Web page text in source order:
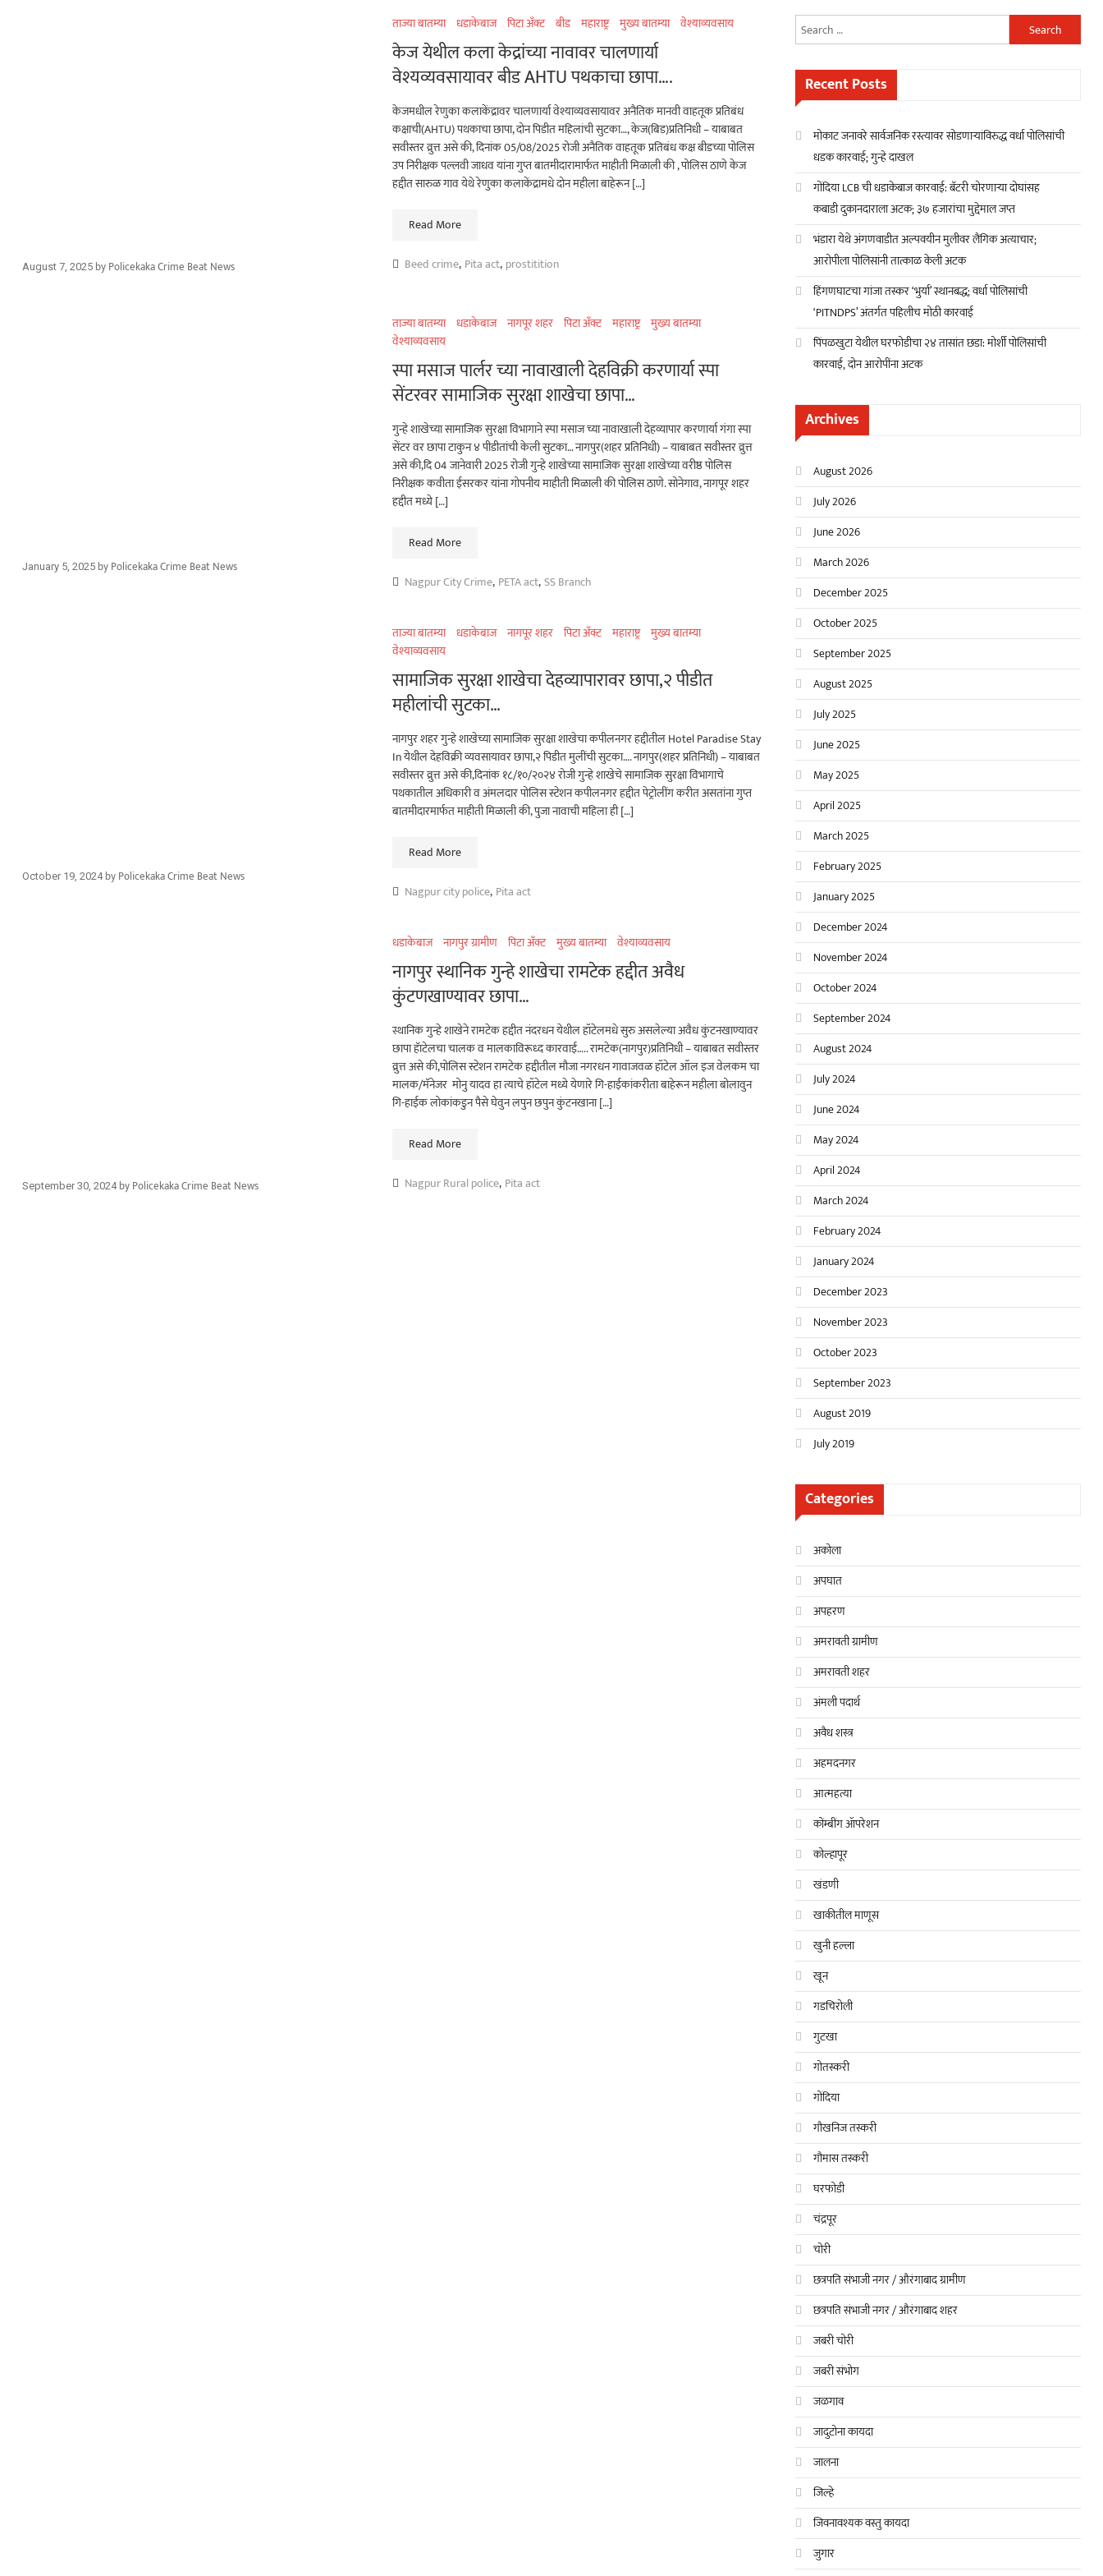
ताज्या बातम्या धडाकेबाज पिटा अँक्ट बीड महाराष्ट्र मुख्य बातम्या वेश्याव्यवसाय
केज येथील कला केद्रांच्या नावावर चालणार्या
वेश्यव्यवसायावर बीड AHTU पथकाचा छापा….
केजमधील रेणुका कलाकेंद्रावर चालणार्या वेश्याव्यवसायावर अनैतिक मानवी वाहतूक प्रतिबंध
कक्षाची(AHTU) पथकाचा छापा, दोन पिडीत महिलांची सुटका…, केज(बिड)प्रतिनिधी – याबाबत
सवीस्तर व्रुत्त असे की, दिनांक 05/08/2025 रोजी अनैतिक वाहतूक प्रतिबंध कक्ष बीडच्या पोलिस
उप निरीक्षक पल्लवी जाधव यांना गुप्त बातमीदारामार्फत माहीती मिळाली की , पोलिस ठाणे केज
हद्दीत सारुळ गाव येथे रेणुका कलाकेंद्रामधे दोन महीला बाहेरून […]
Read More
Beed crime, Pita act, prostitition
August 7, 2025byPolicekaka Crime Beat News
ताज्या बातम्या धडाकेबाज नागपूर शहर पिटा अँक्ट महाराष्ट्र मुख्य बातम्या
वेश्याव्यवसाय
स्पा मसाज पार्लर च्या नावाखाली देहविक्री करणार्या स्पा
सेंटरवर सामाजिक सुरक्षा शाखेचा छापा…
गुन्हे शाखेच्या सामाजिक सुरक्षा विभागाने स्पा मसाज च्या नावाखाली देहव्यापार करणार्या गंगा स्पा
सेंटर वर छापा टाकुन ४ पीडीतांची केली सुटका… नागपुर(शहर प्रतिनिधी) – याबाबत सवीस्तर व्रुत्त
असे की,दि 04 जानेवारी 2025 रोजी गुन्हे शाखेच्या सामाजिक सुरक्षा शाखेच्या वरीष्ठ पोलिस
निरीक्षक कवीता ईसरकर यांना गोपनीय माहीती मिळाली की पोलिस ठाणे. सोनेगाव, नागपूर शहर
हद्दीत मध्ये […]
Read More
Nagpur City Crime, PETA act,SS Branch
January 5, 2025byPolicekaka Crime Beat News
ताज्या बातम्या धडाकेबाज नागपूर शहर पिटा अँक्ट महाराष्ट्र मुख्य बातम्या
वेश्याव्यवसाय
सामाजिक सुरक्षा शाखेचा देहव्यापारावर छापा,२ पीडीत
महीलांची सुटका…
नागपुर शहर गुन्हे शाखेच्या सामाजिक सुरक्षा शाखेचा कपीलनगर हद्दीतील Hotel Paradise Stay
In येथील देहविक्री व्यवसायावर छापा,२ पिडीत मुलींची सुटका…. नागपुर(शहर प्रतिनिधी) – याबाबत
सवीस्तर व्रुत्त असे की,दिनांक १८/१०/२०२४ रोजी गुन्हे शाखेचे सामाजिक सुरक्षा विभागाचे
पथकातील अधिकारी व अंमलदार पोलिस स्टेशन कपीलनगर हद्दीत पेट्रोलींग करीत असतांना गुप्त
बातमीदारमार्फत माहीती मिळाली की, पुजा नावाची महिला ही […]
Read More
Nagpur city police, Pita act
October 19, 2024byPolicekaka Crime Beat News
धडाकेबाज नागपुर ग्रामीण पिटा अँक्ट मुख्य बातम्या वेश्याव्यवसाय
नागपुर स्थानिक गुन्हे शाखेचा रामटेक हद्दीत अवैध
कुंटणखाण्यावर छापा…
स्थानिक गुन्हे शाखेने रामटेक हद्दीत नंदरधन येथील हॉटेलमधे सुरु असलेल्या अवैध कुंटनखाण्यावर
छापा हॅाटेलचा चालक व मालकाविरूध्द कारवाई….. रामटेक(नागपुर)प्रतिनिधी – याबाबत सवीस्तर
व्रुत्त असे की,पोलिस स्टेशन रामटेक हद्दीतील मौजा नगरधन गावाजवळ हॉटेल ऑल इज वेलकम चा
मालक/मॅनेजर मोनु यादव हा त्याचे हॉटेल मध्ये येणारे गि-हाईकांकरीता बाहेरून महीला बोलावुन
गि-हाईक लोकांकडुन पैसे घेवुन लपुन छपुन कुंटनखाना […]
Read More
Nagpur Rural police, Pita act
September 30, 2024byPolicekaka Crime Beat News
Search
for:
Recent Posts
मोकाट जनावरे सार्वजनिक रस्त्यावर सोडणाऱ्यांविरुद्ध वर्धा पोलिसांची
धडक कारवाई; गुन्हे दाखल
गोंदिया LCB ची धडाकेबाज कारवाई: बॅटरी चोरणाऱ्या दोघांसह
कबाडी दुकानदाराला अटक; ३७ हजारांचा मुद्देमाल जप्त
भंडारा येथे अंगणवाडीत अल्पवयीन मुलीवर लैंगिक अत्याचार;
आरोपीला पोलिसांनी तात्काळ केली अटक
हिंगणघाटचा गांजा तस्कर ‘भुर्या’ स्थानबद्ध; वर्धा पोलिसांची
‘PITNDPS’ अंतर्गत पहिलीच मोठी कारवाई
पिंपळखुटा येथील घरफोडीचा २४ तासांत छडा: मोर्शी पोलिसांची
कारवाई, दोन आरोपींना अटक
Archives
August 2026
July 2026
June 2026
March 2026
December 2025
October 2025
September 2025
August 2025
July 2025
June 2025
May 2025
April 2025
March 2025
February 2025
January 2025
December 2024
November 2024
October 2024
September 2024
August 2024
July 2024
June 2024
May 2024
April 2024
March 2024
February 2024
January 2024
December 2023
November 2023
October 2023
September 2023
August 2019
July 2019
Categories
अकोला
अपघात
अपहरण
अमरावती ग्रामीण
अमरावती शहर
अंमली पदार्थ
अवैध शस्त्र
अहमदनगर
आत्महत्या
कोंम्बींग ॲापरेशन
कोल्हापूर
खंडणी
खाकीतील माणूस
खुनी हल्ला
खून
गडचिरोली
गुटखा
गोतस्करी
गोंदिया
गौखनिज तस्करी
गौमास तस्करी
घरफोडी
चंद्रपूर
चोरी
छत्रपति संभाजी नगर / औरंगाबाद ग्रामीण
छत्रपति संभाजी नगर / औरंगाबाद शहर
जबरी चोरी
जबरी संभोग
जळगाव
जादुटोना कायदा
जालना
जिल्हे
जिवनावश्यक वस्तु कायदा
जुगार